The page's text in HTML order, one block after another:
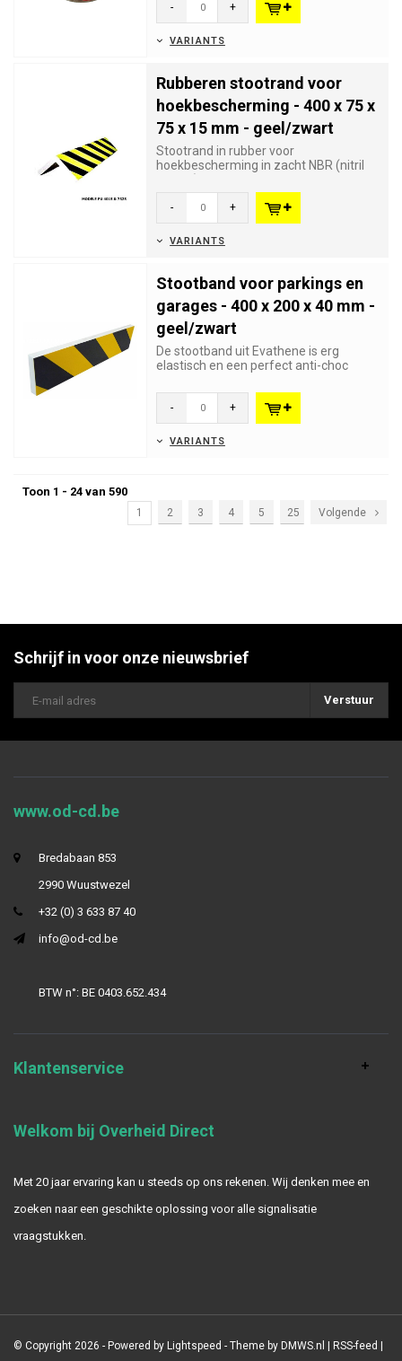
- +
VARIANTS
Rubberen stootrand voor
hoekbescherming - 400 x 75 x
75 x 15 mm - geel/zwart
Stootrand in rubber voor
hoekbescherming in zacht NBR (nitril
- +
VARIANTS
Stootband voor parkings en
garages - 400 x 200 x 40 mm -
geel/zwart
De stootband uit Evathene is erg
elastisch en een perfect anti-choc
- +
VARIANTS
Toon 1 - 24 van 590
1 2 3 4 5 25 Volgende
Schrijf in voor onze nieuwsbrief
Verstuur
www.od-cd.be
Bredabaan 853
2990 Wuustwezel
+32 (0) 3 633 87 40
info@od-cd.be
BTW n°: BE 0403.652.434
Klantenservice
Welkom bij Overheid Direct
Met 20 jaar ervaring kan u steeds op ons rekenen. Wij denken mee en
zoeken naar een geschikte oplossing voor alle signalisatie
vraagstukken.
© Copyright 2026 - Powered by Lightspeed - Theme by DMWS.nl RSS-feed